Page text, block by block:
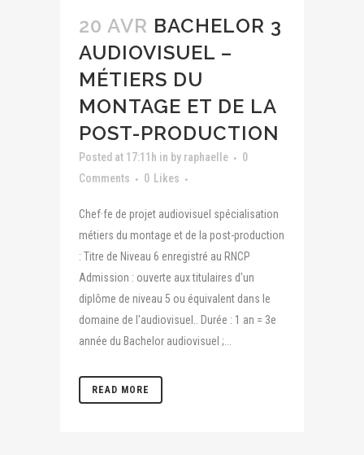
20 AVR BACHELOR 3
AUDIOVISUEL –
MÉTIERS DU
MONTAGE ET DE LA
POST-PRODUCTION
Posted at 17:11h in by raphaelle
0
Comments
0 Likes
Chef·fe de projet audiovisuel spécialisation
métiers du montage et de la post-production
: Titre de Niveau 6 enregistré au RNCP
Admission : ouverte aux titulaires d'un
diplôme de niveau 5 ou équivalent dans le
domaine de l'audiovisuel.. Durée : 1 an = 3e
année du Bachelor audiovisuel ;...
READ MORE